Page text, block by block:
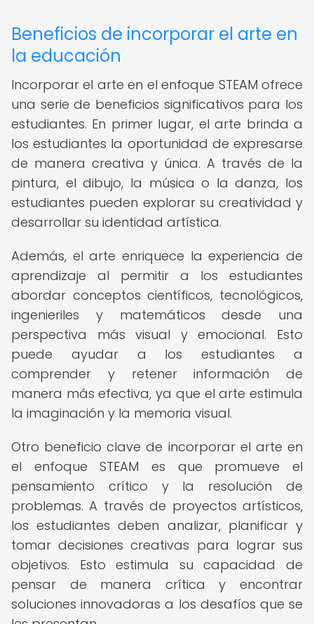
Beneficios de incorporar el arte en
la educación
Incorporar el arte en el enfoque STEAM ofrece
una serie de beneficios significativos para los
estudiantes. En primer lugar, el arte brinda a
los estudiantes la oportunidad de expresarse
de manera creativa y única. A través de la
pintura, el dibujo, la música o la danza, los
estudiantes pueden explorar su creatividad y
desarrollar su identidad artística.
Además, el arte enriquece la experiencia de
aprendizaje al permitir a los estudiantes
abordar conceptos científicos, tecnológicos,
ingenieriles y matemáticos desde una
perspectiva más visual y emocional. Esto
puede ayudar a los estudiantes a
comprender y retener información de
manera más efectiva, ya que el arte estimula
la imaginación y la memoria visual.
Otro beneficio clave de incorporar el arte en
el enfoque STEAM es que promueve el
pensamiento crítico y la resolución de
problemas. A través de proyectos artísticos,
los estudiantes deben analizar, planificar y
tomar decisiones creativas para lograr sus
objetivos. Esto estimula su capacidad de
pensar de manera crítica y encontrar
soluciones innovadoras a los desafíos que se